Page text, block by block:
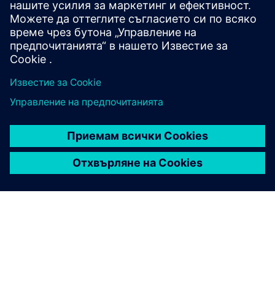
Sell
Препродавайте/съвместно продавайте SW и цифрово
активиран HW на Siemens Xcelerator